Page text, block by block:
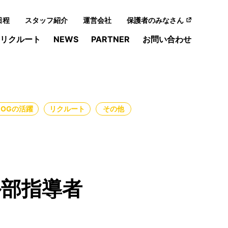
程 スタッフ紹介 運営会社 保護者のみなさん
リクルート NEWS PARTNER お問い合わせ
の活躍 リクルート その他
指導者